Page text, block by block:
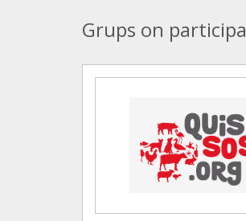
Grups on participa